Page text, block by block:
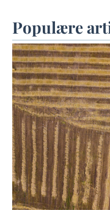
Populære